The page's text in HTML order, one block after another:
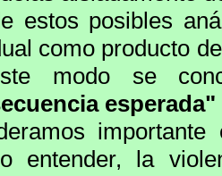
estos posibles
como producto
modo se
esperada"
entender, la